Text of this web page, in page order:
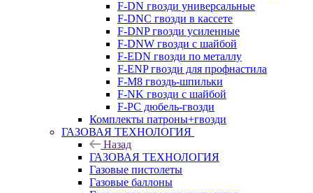
F-DN гвозди универсальные
F-DNC гвозди в кассете
F-DNP гвозди усиленные
F-DNW гвозди с шайбой
F-EDN гвозди по металлу
F-ENP гвозди для профнастила
F-M8 гвоздь-шпильки
F-NK гвозди с шайбой
F-PC дюбель-гвозди
Комплекты патроны+гвозди
ГАЗОВАЯ ТЕХНОЛОГИЯ
Назад
ГАЗОВАЯ ТЕХНОЛОГИЯ
Газовые пистолеты
Газовые баллоны